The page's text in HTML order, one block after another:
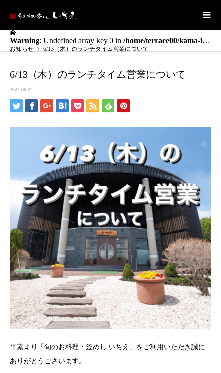
Warning: Undefined array key 0 in /home/terrace00/kama-ichie.com/public_html/wp/wp-content/themes/ichie/template-parts/bread.php
お知らせ 6/13（木）のランチタイム営業について
6/13（木）のランチタイム営業について
2024.06.04
平素より「旬のお料理・釜めし いちえ」をご利用いただき誠に
ありがとうございます。